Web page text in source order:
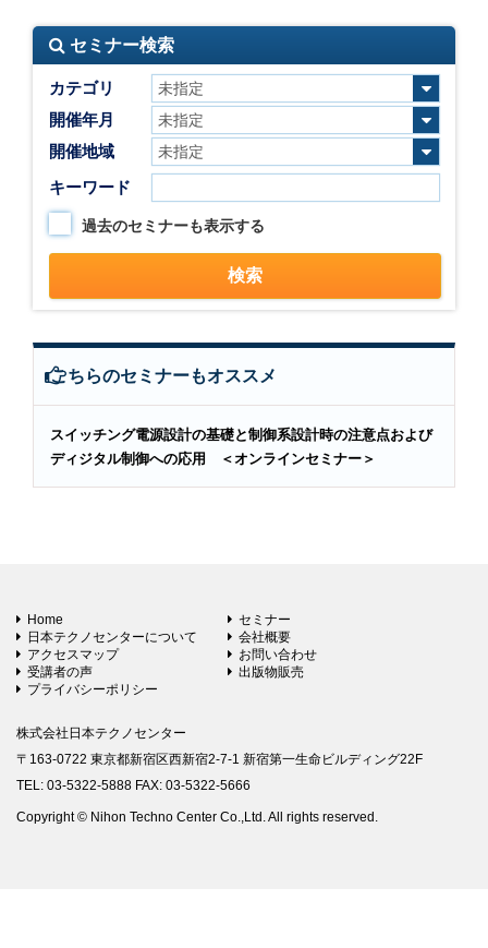
セミナー検索
カテゴリ
開催年月
開催地域
キーワード
過去のセミナーも表示する
こちらのセミナーもオススメ
スイッチング電源設計の基礎と制御系設計時の注意点および
ディジタル制御への応用 ＜オンラインセミナー＞
Home
セミナー
日本テクノセンターについて
会社概要
アクセスマップ
お問い合わせ
受講者の声
出版物販売
プライバシーポリシー
株式会社日本テクノセンター
〒163-0722 東京都新宿区西新宿2-7-1 新宿第一生命ビルディング22F
TEL: 03-5322-5888 FAX: 03-5322-5666
Copyright © Nihon Techno Center Co.,Ltd. All rights reserved.